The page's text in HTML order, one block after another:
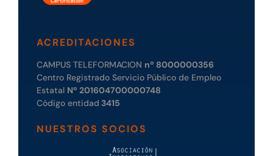
ACREDITACIONES
CAMPUS TELEFORMACION nº 8000000356
Centro Registrado Servicio Público de Empleo
Estatal Nº 201604700000748
Código entidad 3415
NUESTROS SOCIOS